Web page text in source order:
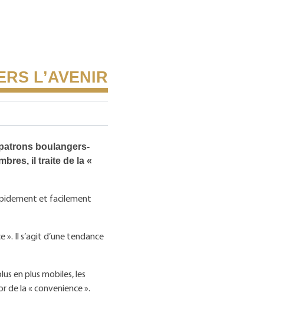
L’AVENIR
boulangers-
il traite de la «
et facilement
Il s’agit d’une tendance
en plus mobiles, les
de la « convenience ».